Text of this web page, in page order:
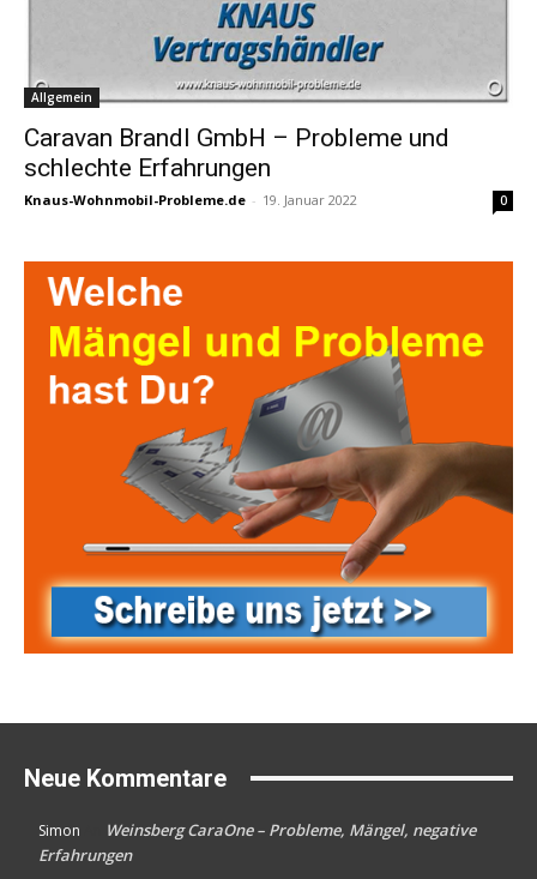
Allgemein
Caravan Brandl GmbH – Probleme und
schlechte Erfahrungen
Knaus-Wohnmobil-Probleme.de - 19. Januar 2022 0
Neue Kommentare
Simon
Weinsberg CaraOne – Probleme, Mängel, negative
Erfahrungen